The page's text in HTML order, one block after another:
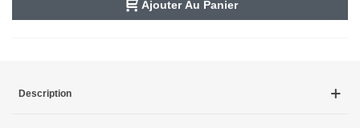
Ajouter Au Panier
Description